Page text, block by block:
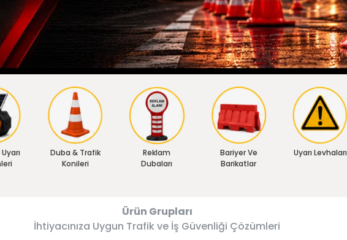
Duba & Trafik
Konileri
Reklam
Dubaları
Bariyer Ve
Barikatlar
Uyarı Levhaları
Ürün Grupları
İhtiyacınıza Uygun Trafik ve İş Güvenliği Çözümleri